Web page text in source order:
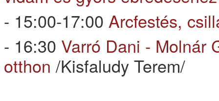
- 15:00-17:00 Arcfestés,
- 16:30 Varró Dani - Molnár
otthon /Kisfaludy Terem/